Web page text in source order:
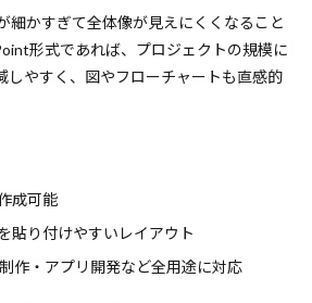
細かすぎて全体像が見えにくくなること
形式であれば、プロジェクトの規模に
しやすく、図やフローチャートも直感的
成可能
貼り付けやすいレイアウト
作・アプリ開発など全用途に対応